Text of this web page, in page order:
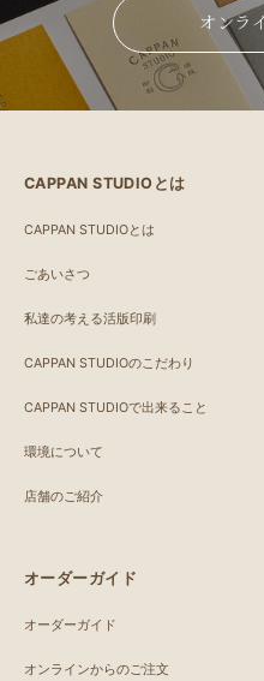
オンラ
CAPPAN STUDIOとは
CAPPAN STUDIOとは
ごあいさつ
私達の考える活版印刷
CAPPAN STUDIOのこだわり
CAPPAN STUDIOで出来ること
環境について
店舗のご紹介
オーダーガイド
オーダーガイド
オンラインからのご注文